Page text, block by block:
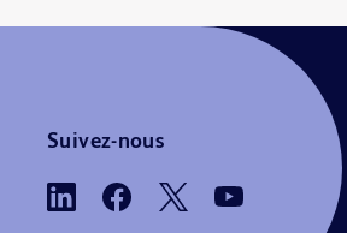
Suivez-nous